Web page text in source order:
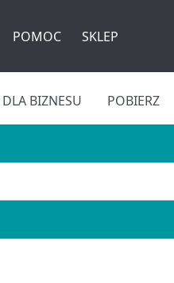
POMOC SKLEP
BIZNESU POBIERZ